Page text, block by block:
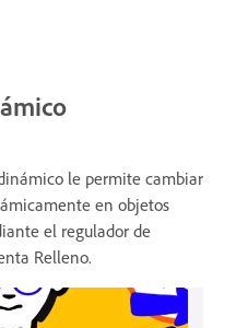
le permite cambiar
en objetos
el regulador de
Relleno.